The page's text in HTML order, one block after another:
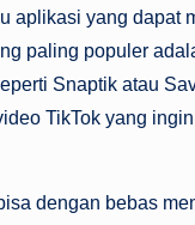
aplikasi yang dapat
paling populer
Snaptik atau
TikTok yang
dengan bebas